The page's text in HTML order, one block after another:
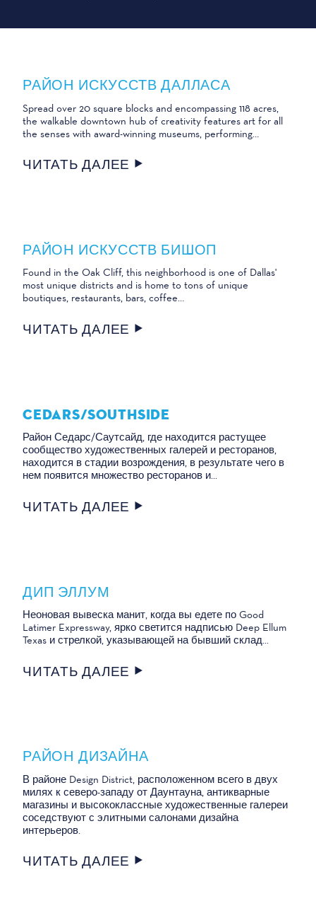
РАЙОН ИСКУССТВ ДАЛЛАСА
Spread over 20 square blocks and encompassing 118 acres,
the walkable downtown hub of creativity features art for all
the senses with award-winning museums, performing…
ЧИТАТЬ ДАЛЕЕ
РАЙОН ИСКУССТВ БИШОП
Found in the Oak Cliff, this neighborhood is one of Dallas'
most unique districts and is home to tons of unique
boutiques, restaurants, bars, coffee…
ЧИТАТЬ ДАЛЕЕ
CEDARS/​SOUTHSIDE
Район Седарс/Саутсайд, где находится растущее
сообщество художественных галерей и ресторанов,
находится в стадии возрождения, в результате чего в
нем появится множество ресторанов и...
ЧИТАТЬ ДАЛЕЕ
ДИП ЭЛЛУМ
Неоновая вывеска манит, когда вы едете по Good
Latimer Expressway, ярко светится надписью Deep Ellum
Texas и стрелкой, указывающей на бывший склад...
ЧИТАТЬ ДАЛЕЕ
РАЙОН ДИЗАЙНА
В районе Design District, расположенном всего в двух
милях к северо-западу от Даунтауна, антикварные
магазины и высококлассные художественные галереи
соседствуют с элитными салонами дизайна
интерьеров.
ЧИТАТЬ ДАЛЕЕ